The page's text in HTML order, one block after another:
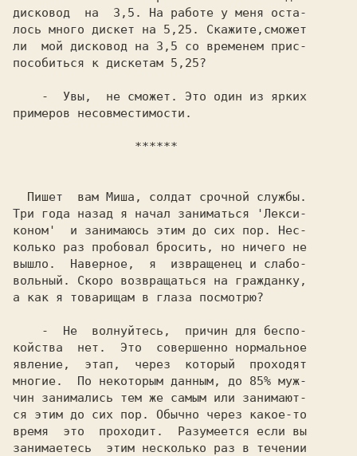
дисковод  на  3,5. На работе у меня оста-
лось много дискет на 5,25. Скажите,сможет
ли  мой дисковод на 3,5 со временем прис-
пособиться к дискетам 5,25?
примеров несовместимости.
    ******
Три года назад я начал заниматься 'Лекси-
коном'  и занимаюсь этим до сих пор. Нес-
колько раз пробовал бросить, но ничего не
вышло.  Наверное,  я  извращенец и слабо-
вольный. Скоро возвращаться на гражданку,
а как я товарищам в глаза посмотрю?
койства  нет.  Это  совершенно нормальное
явление,  этап,  через  который  проходят
многие.  По некоторым данным, до 85% муж-
чин занимались тем же самым или занимают-
ся этим до сих пор. Обычно через какое-то
время  это  проходит.  Разумеется если вы
занимаетесь  этим несколько раз в течении